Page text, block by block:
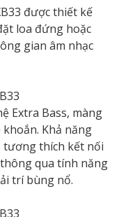
được thiết kế
loa đứng hoặc
gian âm nhạc
Extra Bass, màng
Khả năng
tương thích kết nối
qua tính năng
trí bùng nổ.